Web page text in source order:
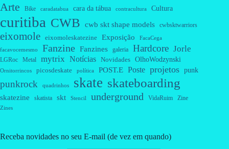
Arte Bike caradatabua cara da tábua contracultura Cultura
curitiba CWB cwb skt shape models cwbsktwarriors
eixomole eixomoleskatezine Exposição FacaCega
facavocemesmo Fanzine Fanzines galeria Hardcore Jorle
LGRoc Metal mytrix Notícias Novidades OlhoWodzynski
Ornitorrincos picosdeskate política POST.E Poste projetos punk
punkrock quadrinhos skate skateboarding
skatezine skatista skt Stencil underground VidaRuim Zine
Zines
Receba novidades no seu E-mail (de vez em quando)